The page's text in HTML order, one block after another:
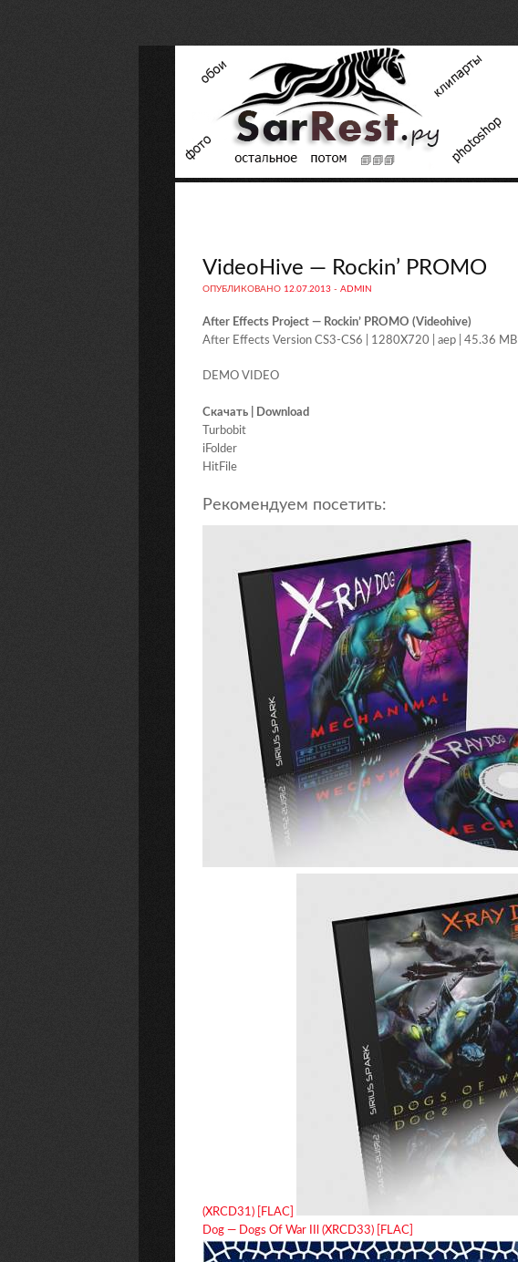
VideoHive — Rockin’ PROMO
ОПУБЛИКОВАНО 12.07.2013 - ADMIN
After Effects Project — Rockin’ PROMO (Videohive)
After Effects Version CS3-CS6 | 1280X720 | aep | 45.36 MB
DEMO VIDEO
Скачать | Download
Turbobit
iFolder
HitFile
Рекомендуем посетить:
(XRCD31) [FLAC]
Dog — Dogs Of War IIl (XRCD33) [FLAC]